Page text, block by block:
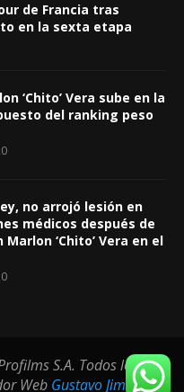
de Francia tras
en la sexta etapa
‘Chito’ Vera sube en la
puesto del ranking peso
no arrojó lesión en
médicos después de
‘Chito’ Vera en el
S.A. Todos los
Web Gustavo Jimenez